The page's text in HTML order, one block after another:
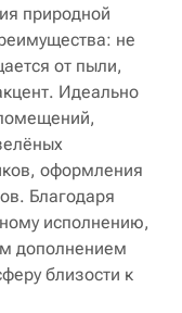
природной
не
от пыли,
Идеально
оформления
Благодаря
исполнению,
дополнением
близости к